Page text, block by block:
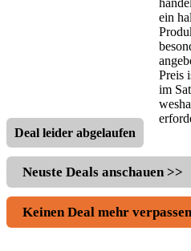
ein
Preis
im
Deal leider abgelaufen
Neuste Deals anschauen >>
Keinen Deal mehr